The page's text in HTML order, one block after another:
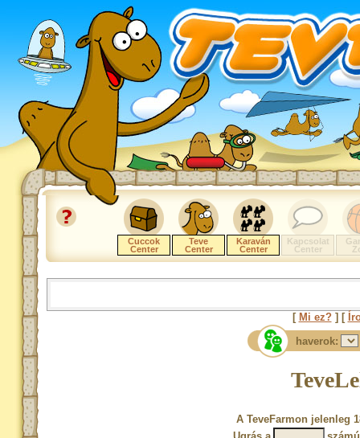
Cuccok
Center
Teve
Center
Karaván
Center
Kapcsolat
Center
[ Mi ez?] [
haverok:
A TeveFarmon jelenleg